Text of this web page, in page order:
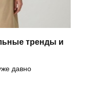
тренды и
давно